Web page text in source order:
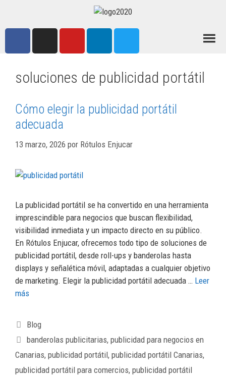
soluciones de publicidad portátil
Cómo elegir la publicidad portátil
adecuada
13 marzo, 2026 por Rótulos Enjucar
La publicidad portátil se ha convertido en una herramienta
imprescindible para negocios que buscan flexibilidad,
visibilidad inmediata y un impacto directo en su público.
En Rótulos Enjucar, ofrecemos todo tipo de soluciones de
publicidad portátil, desde roll-ups y banderolas hasta
displays y señalética móvil, adaptadas a cualquier objetivo
de marketing. Elegir la publicidad portátil adecuada … Leer
más
Blog
banderolas publicitarias,publicidad para negocios en
Canarias, publicidad portátil, publicidad portátil Canarias,
publicidad portátil para comercios, publicidad portátil